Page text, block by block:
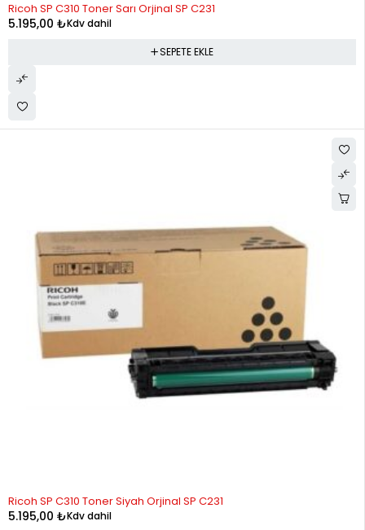
Ricoh SP C310 Toner Sarı Orjinal SP C231
5.195,00 ₺Kdv dahil
SEPETE EKLE
Ricoh SP C310 Toner Siyah Orjinal SP C231
5.195,00 ₺Kdv dahil